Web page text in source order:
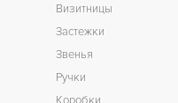
Визитницы
Застежки
Звенья
Ручки